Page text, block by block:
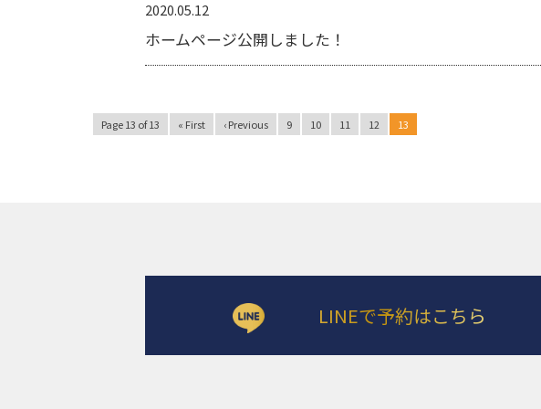
2020.05.12
ホームページ公開しました！
Page 13 of 13 « First ‹ Previous 9 10 11 12 13
LINEで予約はこちら